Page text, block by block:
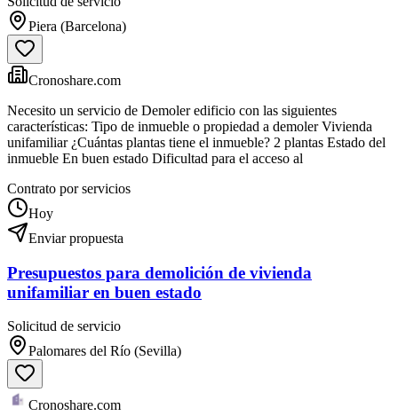
Piera (Barcelona)
Cronoshare.com
Necesito un servicio de Demoler edificio con las siguientes
características: Tipo de inmueble o propiedad a demoler Vivienda
unifamiliar ¿Cuántas plantas tiene el inmueble? 2 plantas Estado del
inmueble En buen estado Dificultad para el acceso al
Contrato por servicios
Hoy
Enviar propuesta
Presupuestos para demolición de vivienda
unifamiliar en buen estado
Solicitud de servicio
Palomares del Río (Sevilla)
Cronoshare.com